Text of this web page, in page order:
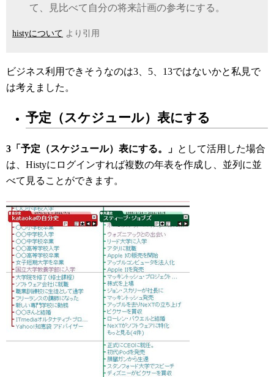
て、見比べて自分の将来計画の参考にする。
histyについて より引用
ビジネス利用できそうなのは3、5、13ではないかと私見で
は考えました。
予定（スケジュール）表にする
3「予定（スケジュール）表にする。」 として活用した場合
は、Histyにログインすれば複数の年表を作成し、並列に並
べて見ることができます。